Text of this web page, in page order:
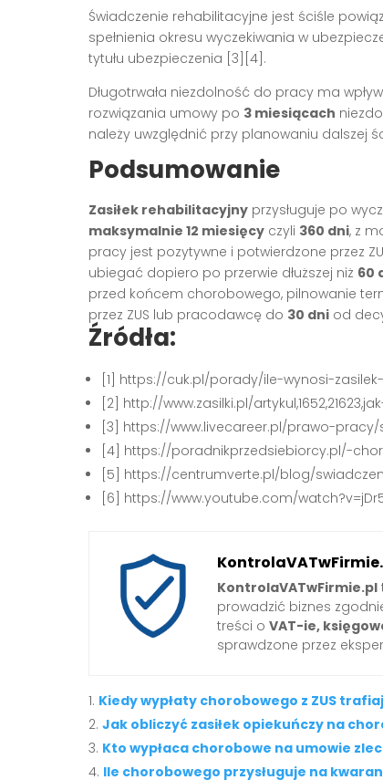
Świadczenie rehabilitacyjne jest ściśle
spełnienia okresu wyczekiwania w
tytułu ubezpieczenia [3][4].
Długotrwała niezdolność do pracy ma
rozwiązania umowy po 3 miesiącach
należy uwzględnić przy planowaniu dalszej
Podsumowanie
Zasiłek rehabilitacyjny przysługuje po
maksymalnie 12 miesięcy czyli 360 dni, z
pracy jest pozytywne i potwierdzone przez
ubiegać dopiero po przerwie dłuższej niż 60
przed końcem chorobowego, pilnowanie
przez ZUS lub pracodawcę do 30 dni od
Źródła:
[1] https://cuk.pl/porady/ile-wynosi-
[2] http://www.zasilki.pl/
[3] https://www.livecareer.pl/prawo-
[4] https://poradnikprzedsiebiorcy.pl/-
[5] https://centrumverte.pl/blog/
[6] https://www.youtube.com/
KontrolaVATwFirmie.pl
prowadzić biznes
treści o VAT-ie,
sprawdzone przez
Kiedy wypłaty chorobowego z ZUS
Jak obliczyć zasiłek opiekuńczy na
Kto wypłaca chorobowe na umowie
Ile chorobowego przysługuje na